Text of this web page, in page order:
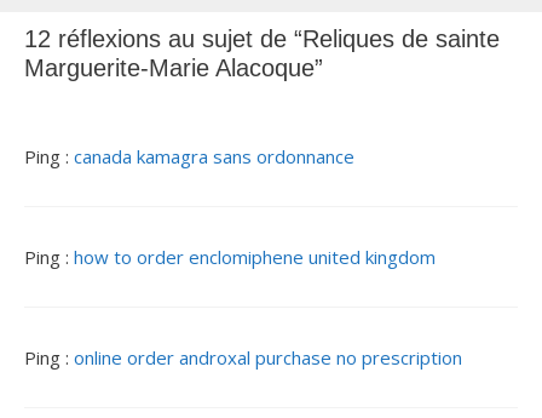
g
a
o
s
i
12 réflexions au sujet de “Reliques de sainte
Marguerite-Marie Alacoque”
Ping : canada kamagra sans ordonnance
Ping : how to order enclomiphene united kingdom
Ping : online order androxal purchase no prescription